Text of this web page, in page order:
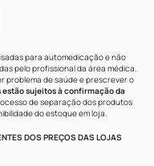
para automedicação e não
pelo profissional da área médica.
problema de saúde e prescrever o
estão sujeitos à confirmação da
de separação dos produtos
do estoque em loja.
DOS PREÇOS DAS LOJAS